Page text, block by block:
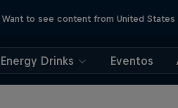
Want to see content from United States
Energy Drinks Eventos